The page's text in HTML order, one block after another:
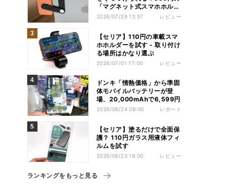
「マグネット式スマホホルダ
ー」を試してみた
2026/07/29 12:57 レビュー
【セリア】110円の車載スマ
ホホルダーを試す - 取り付け
る場所はかなり選ぶ
2026/07/01 17:00 レビュー
ドンキ「情熱価格」から準固
体モバイルバッテリーが登
場、20,000mAhで6,599円
2026/06/24 06:00 レポート
【セリア】塗るだけで全面保
護？ 110円ガラス用液体フィ
ルムを試す
2026/06/23 18:00 レビュー
ランキングをもっと見る